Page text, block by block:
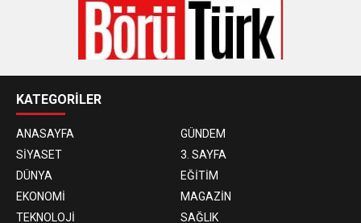
KATEGORİLER
ANASAYFA
GÜNDEM
SİYASET
3. SAYFA
DÜNYA
EĞİTİM
EKONOMİ
MAGAZİN
TEKNOLOJİ
SAĞLIK